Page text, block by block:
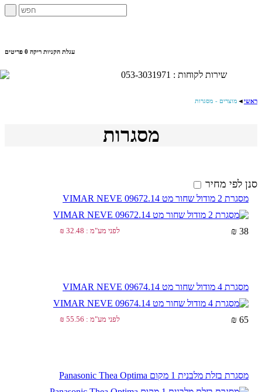
עגלת הקניות ריקה 0 פריטים
שירות לקוחות : 053-3031971
ראשי◄ מוצרים - מסגרות
מסגרות
סנן לפי מחיר
מסגרת 2 מודול שחור מט VIMAR NEVE 09672.14
לפני מע"מ : 32.48 ₪ 38 ₪
מסגרת 4 מודול שחור מט VIMAR NEVE 09674.14
לפני מע"מ : 55.56 ₪ 65 ₪
מסגרת בזלת מלבנית 1 מקום Panasonic Thea Optima